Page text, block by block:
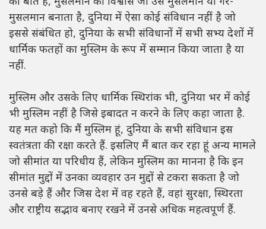
मुसलमान बनाता है, दुनिया में ऐसा कोई संविधान नहीं है जो
इससे संबंधित हो, दुनिया के सभी संविधानों में सभी सभ्य देशों में
धार्मिक फतहों का मुस्लिम के रूप में सम्मान किया जाता है या
नहीं.
मुस्लिम और उसके लिए धार्मिक स्थिरांक भी, दुनिया भर में कोई
भी मुस्लिम नहीं है जिसे इबादत न करने के लिए कहा जाता है.
यह मत कहो कि मैं मुस्लिम हूं, दुनिया के सभी संविधान इस
स्वतंत्रता की रक्षा करते हैं. इसलिए मैं बात कर रहा हूं अन्य मामले
जो सीमांत या परिधीय हैं, लेकिन मुस्लिम का मानना है कि इन
सीमांत मुद्दों में उनका व्यवहार उन मुद्दों से टकरा सकता है जो
उनसे बड़े हैं और जिस देश में वह रहते हैं, वहां सुरक्षा, स्थिरता
और राष्ट्रीय सद्भाव बनाए रखने में उनसे अधिक महत्वपूर्ण हैं.